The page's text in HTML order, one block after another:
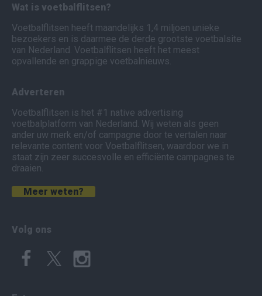
Wat is voetbalflitsen?
Voetbalflitsen heeft maandelijks 1,4 miljoen unieke
bezoekers en is daarmee de derde grootste voetbalsite
van Nederland. Voetbalflitsen heeft het meest
opvallende en grappige voetbalnieuws.
Adverteren
Voetbalflitsen is het #1 native advertising
voetbalplatform van Nederland. Wij weten als geen
ander uw merk en/of campagne door te vertalen naar
relevante content voor Voetbalflitsen, waardoor we in
staat zijn zeer succesvolle en efficiënte campagnes te
draaien.
Meer weten?
Volg ons